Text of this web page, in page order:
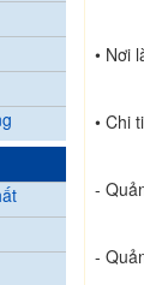
• Nơi
• Chi
-
-